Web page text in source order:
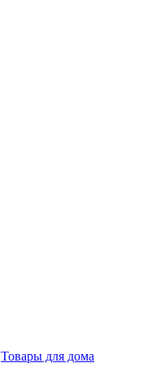
Товары для дома